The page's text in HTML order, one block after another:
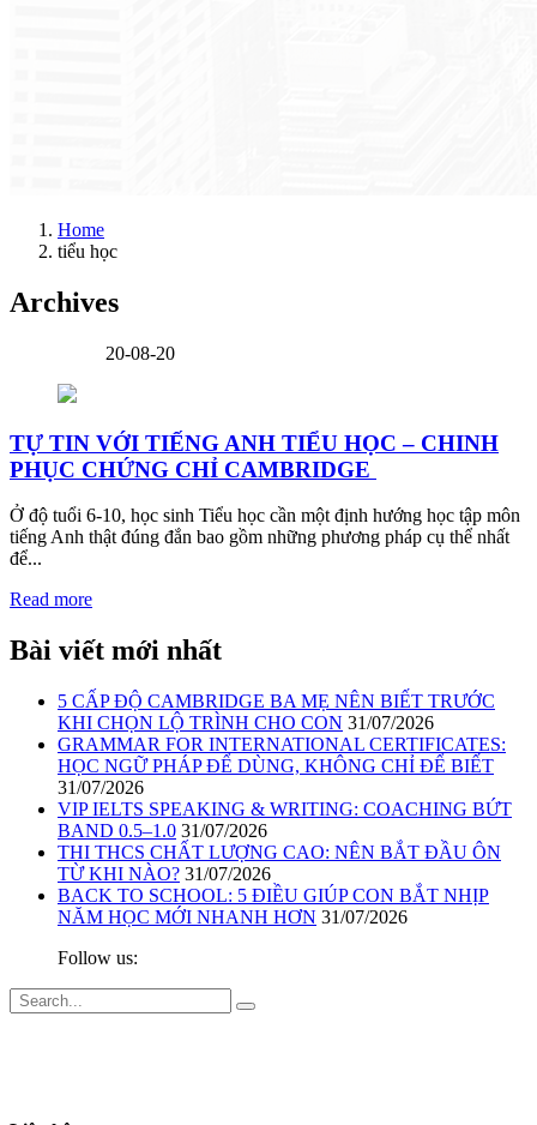
Home
tiểu học
Archives
20-08-20
TỰ TIN VỚI TIẾNG ANH TIỂU HỌC – CHINH
PHỤC CHỨNG CHỈ CAMBRIDGE
Ở độ tuổi 6-10, học sinh Tiểu học cần một định hướng học tập môn
tiếng Anh thật đúng đắn bao gồm những phương pháp cụ thể nhất
để...
Read more
Bài viết mới nhất
5 CẤP ĐỘ CAMBRIDGE BA MẸ NÊN BIẾT TRƯỚC
KHI CHỌN LỘ TRÌNH CHO CON 31/07/2026
GRAMMAR FOR INTERNATIONAL CERTIFICATES:
HỌC NGỮ PHÁP ĐỂ DÙNG, KHÔNG CHỈ ĐỂ BIẾT
31/07/2026
VIP IELTS SPEAKING & WRITING: COACHING BỨT
BAND 0.5–1.0 31/07/2026
THI THCS CHẤT LƯỢNG CAO: NÊN BẮT ĐẦU ÔN
TỪ KHI NÀO? 31/07/2026
BACK TO SCHOOL: 5 ĐIỀU GIÚP CON BẮT NHỊP
NĂM HỌC MỚI NHANH HƠN 31/07/2026
Follow us: